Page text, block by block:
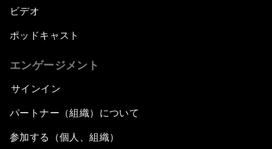
ビデオ
ポッドキャスト
エンゲージメント
サインイン
パートナー（組織）について
参加する（個人、組織）